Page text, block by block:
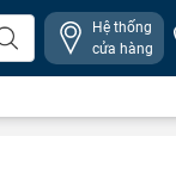
Hệ thống
cửa hàng